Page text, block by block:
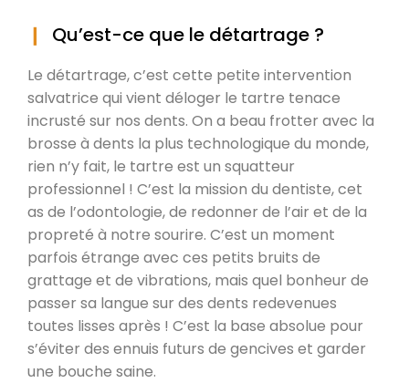
Qu’est-ce que le détartrage ?
Le détartrage, c’est cette petite intervention
salvatrice qui vient déloger le tartre tenace
incrusté sur nos dents. On a beau frotter avec la
brosse à dents la plus technologique du monde,
rien n’y fait, le tartre est un squatteur
professionnel ! C’est la mission du dentiste, cet
as de l’odontologie, de redonner de l’air et de la
propreté à notre sourire. C’est un moment
parfois étrange avec ces petits bruits de
grattage et de vibrations, mais quel bonheur de
passer sa langue sur des dents redevenues
toutes lisses après ! C’est la base absolue pour
s’éviter des ennuis futurs de gencives et garder
une bouche saine.